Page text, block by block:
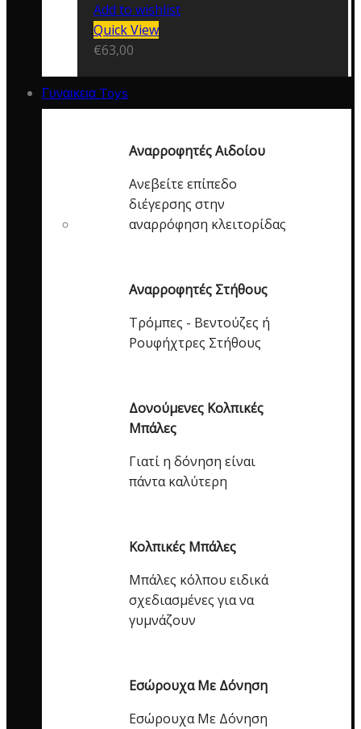
Add to wishlist
Quick View
€63,00
Γυναικεια Toys
Αναρροφητές Αιδοίου
Ανεβείτε επίπεδο
διέγερσης στην
αναρρόφηση κλειτορίδας
Αναρροφητές Στήθους
Τρόμπες - Βεντούζες ή
Ρουφήχτρες Στήθους
Δονούμενες Κολπικές
Μπάλες
Γιατί η δόνηση είναι
πάντα καλύτερη
Κολπικές Μπάλες
Μπάλες κόλπου ειδικά
σχεδιασμένες για να
γυμνάζουν
Εσώρουχα Με Δόνηση
Εσώρουχα Με Δόνηση